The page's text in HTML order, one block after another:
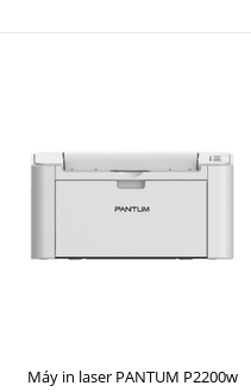
Máy in laser PANTUM P2200w